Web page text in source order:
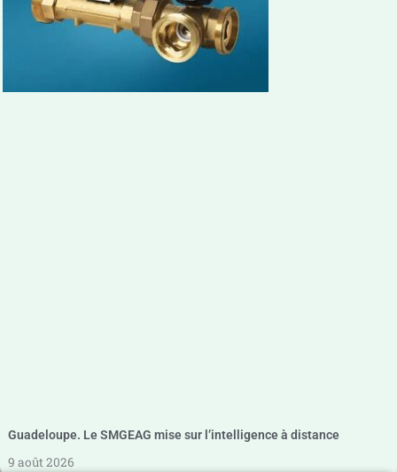
Guadeloupe. Le SMGEAG mise sur l’intelligence à distance
9 août 2026